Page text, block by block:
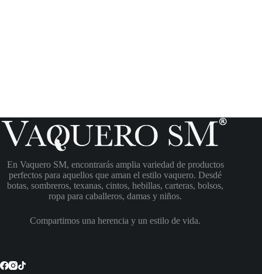
En Vaquero SM, encontrarás amplia variedad de productos
perfectos para aquellos que aman el estilo vaquero. Desdé
botas, sombreros, texanas, cintos, hebillas, carteras, bolsos,
ropa para caballeros, damas y niños.
Compartimos una herencia y un estilo de vida.